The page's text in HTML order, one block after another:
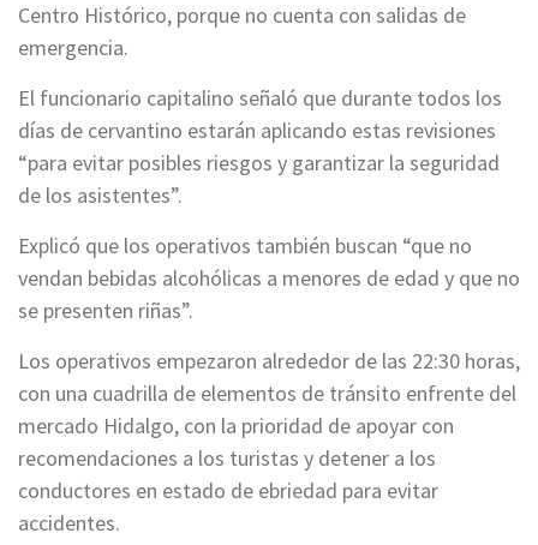
Centro Histórico, porque no cuenta con salidas de
emergencia.
El funcionario capitalino señaló que durante todos los
días de cervantino estarán aplicando estas revisiones
“para evitar posibles riesgos y garantizar la seguridad
de los asistentes”.
Explicó que los operativos también buscan “que no
vendan bebidas alcohólicas a menores de edad y que no
se presenten riñas”.
Los operativos empezaron alrededor de las 22:30 horas,
con una cuadrilla de elementos de tránsito enfrente del
mercado Hidalgo, con la prioridad de apoyar con
recomendaciones a los turistas y detener a los
conductores en estado de ebriedad para evitar
accidentes.